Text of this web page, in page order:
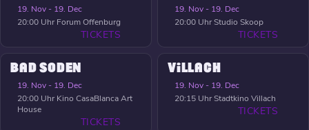
19. Nov - 19. Dec
20:00 Uhr Forum Offenburg
TICKETS
19. Nov - 19. Dec
20:00 UhrStudio Skoop
TICKETS
BAD SODEN
19. Nov - 19. Dec
20:00 Uhr Kino CasaBlanca Art
House
TICKETS
VILLACH
19. Nov - 19. Dec
20:15 UhrStadtkino Villach
TICKETS